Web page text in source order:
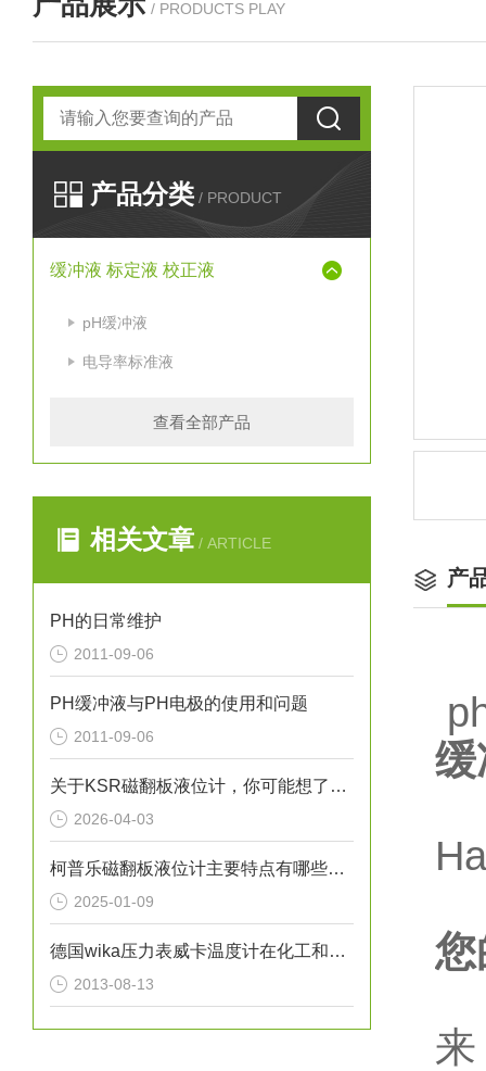
/ PRODUCTS PLAY
产品分类 / PRODUCT
缓冲液 标定液 校正液
pH缓冲液
电导率标准液
查看全部产品
相关文章 / ARTICLE
PH的日常维护
2011-09-06
PH缓冲液与PH电极的使用和问题
2011-09-06
关于KSR磁翻板液位计，你可能想了解的几个方面
2026-04-03
柯普乐磁翻板液位计主要特点有哪些呢？
2025-01-09
德国wika压力表威卡温度计在化工和石油行业的应用
2013-08-13
产
缓
您